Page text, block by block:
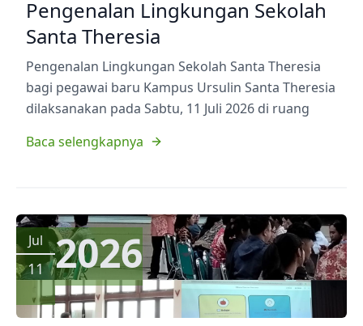
Pengenalan Lingkungan Sekolah
Santa Theresia
Pengenalan Lingkungan Sekolah Santa Theresia
bagi pegawai baru Kampus Ursulin Santa Theresia
dilaksanakan pada Sabtu, 11 Juli 2026 di ruang
Baca selengkapnya
Jul
11 2026